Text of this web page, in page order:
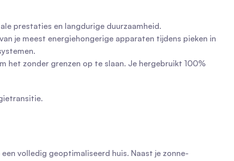
prestaties en langdurige duurzaamheid.
je meest energiehongerige apparaten tijdens pieken in
het zonder grenzen op te slaan. Je hergebruikt 100%
volledig geoptimaliseerd huis. Naast je zonne-